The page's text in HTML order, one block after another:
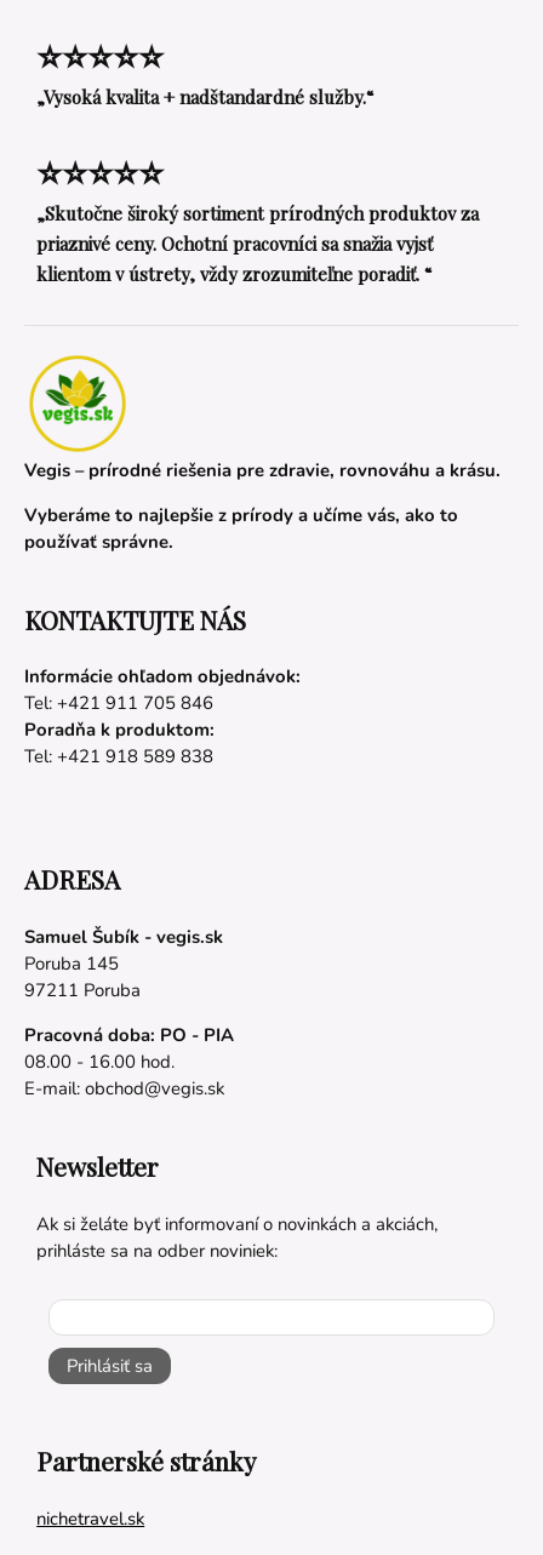
⭐⭐⭐⭐⭐
„Vysoká kvalita + nadštandardné služby.“
⭐⭐⭐⭐⭐
„Skutočne široký sortiment prírodných produktov za
priaznivé ceny. Ochotní pracovníci sa snažia vyjsť
klientom v ústrety, vždy zrozumiteľne poradiť. “
Vegis – prírodné riešenia pre zdravie, rovnováhu a krásu.
Vyberáme to najlepšie z prírody a učíme vás, ako to
používať správne.
KONTAKTUJTE NÁS
Informácie ohľadom objednávok:
Tel: +421 911 705 846
Poradňa k produktom:
Tel: +421 918 589 838
ADRESA
Samuel Šubík - vegis.sk
Poruba 145
97211 Poruba
Pracovná doba: PO - PIA
08.00 - 16.00 hod.
E-mail: obchod@vegis.sk
Newsletter
Ak si želáte byť informovaní o novinkách a akciách,
prihláste sa na odber noviniek:
Prihlásiť sa
Partnerské stránky
nichetravel.sk